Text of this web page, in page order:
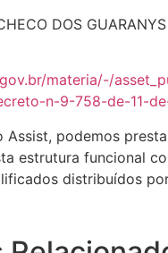
DOS GUARANYS
materia/-/
n-9-758-de-11-
Assist, podemos
estrutura funcional
distribuídos